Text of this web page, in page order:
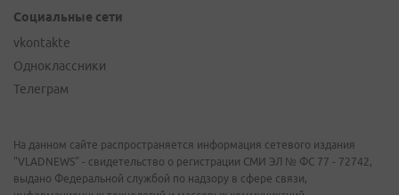
Социальные сети
vkontakte
Одноклассники
Телеграм
На данном сайте распространяется информация сетевого издания
"VLADNEWS" - свидетельство о регистрации СМИ ЭЛ № ФС 77 - 72742,
выдано Федеральной службой по надзору в сфере связи,